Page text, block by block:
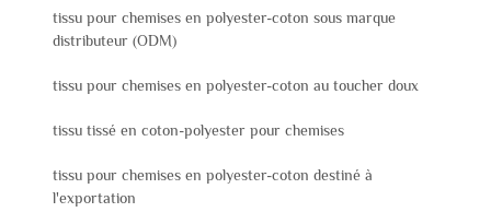
tissu pour chemises en polyester-coton sous marque
distributeur (ODM)
tissu pour chemises en polyester-coton au toucher doux
tissu tissé en coton-polyester pour chemises
tissu pour chemises en polyester-coton destiné à
l'exportation